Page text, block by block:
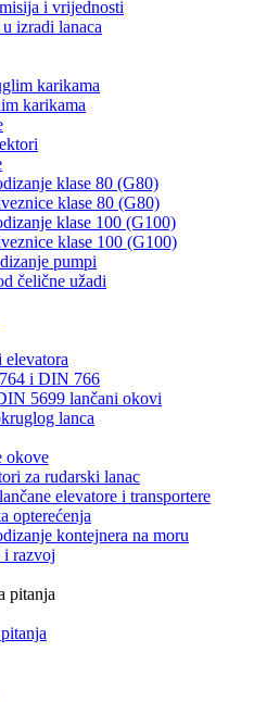
i vrijednosti
izradi lanaca
karikama
karikama
klase 80 (G80)
klase 80 (G80)
klase 100 (G100)
klase 100 (G100)
pumpi
čelične užadi
elevatora
i DIN 766
5699 lančani okovi
lanca
okove
za rudarski lanac
elevatore i transportere
opterećenja
kontejnera na moru
i razvoj
pitanja